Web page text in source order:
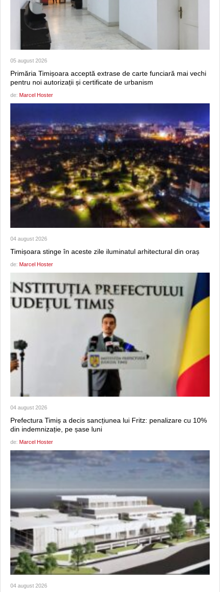
05 august 2026
Primăria Timișoara acceptă extrase de carte funciară mai vechi
pentru noi autorizații și certificate de urbanism
de: Marcel Hoster
04 august 2026
Timișoara stinge în aceste zile iluminatul arhitectural din oraș
de: Marcel Hoster
04 august 2026
Prefectura Timiș a decis sancțiunea lui Fritz: penalizare cu 10%
din indemnizație, pe șase luni
de: Marcel Hoster
04 august 2026